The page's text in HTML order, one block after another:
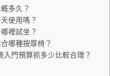
多久？
使用嗎？
裡試坐？
哪種按摩椅？
入門預算抓多少比較合理？